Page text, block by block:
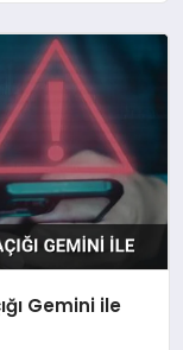
Gemini ile